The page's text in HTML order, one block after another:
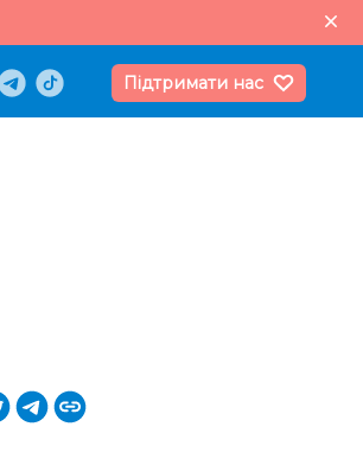
Підтримати нас